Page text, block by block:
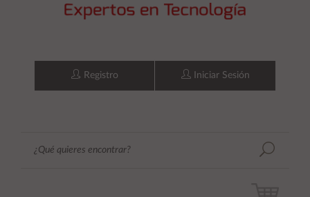
Registro Iniciar Sesión